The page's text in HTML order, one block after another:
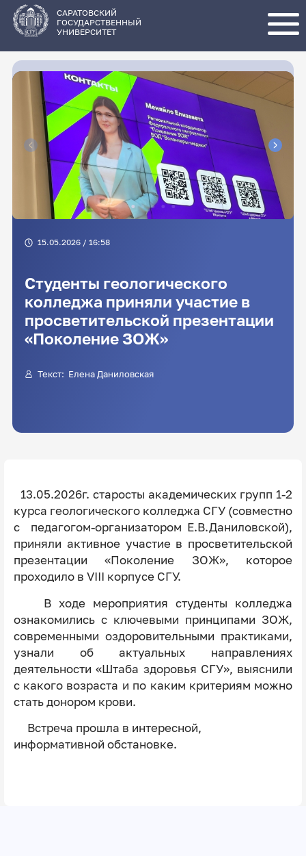
основному
содержанию
САРАТОВСКИЙ
ГОСУДАРСТВЕННЫЙ
УНИВЕРСИТЕТ
15.05.2026 / 16:58
Студенты геологического
колледжа приняли участие в
просветительской презентации
«Поколение ЗОЖ»
Текст: Елена Даниловская
13.05.2026г. старосты академических групп 1-2
курса геологического колледжа СГУ (совместно
с педагогом-организатором Е.В.Даниловской),
приняли активное участие в просветительской
презентации «Поколение ЗОЖ», которое
проходило в VIII корпусе СГУ.
В ходе мероприятия студенты колледжа
ознакомились с ключевыми принципами ЗОЖ,
современными оздоровительными практиками,
узнали об актуальных направлениях
деятельности «Штаба здоровья СГУ», выяснили
с какого возраста и по каким критериям можно
стать донором крови.
Встреча прошла в интересной,
информативной обстановке.